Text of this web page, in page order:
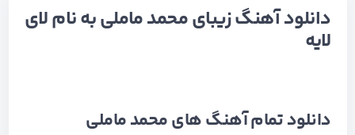
دانلود آهنگ زیبای محمد ماملی به نام لای
لایه
دانلود تمام آهنگ هایمحمد ماملی